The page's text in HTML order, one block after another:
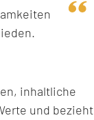
inhaltliche
und bezieht